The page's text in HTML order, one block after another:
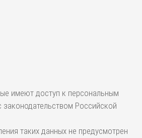
имеют доступ к персональным
Российской
таких данных не предусмотрен